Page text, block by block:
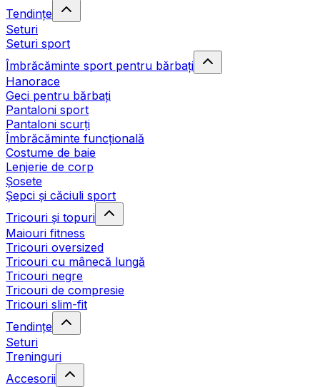
Tendințe
Seturi
Seturi sport
Îmbrăcăminte sport pentru bărbați
Hanorace
Geci pentru bărbați
Pantaloni sport
Pantaloni scurți
Îmbrăcăminte funcțională
Costume de baie
Lenjerie de corp
Șosete
Șepci și căciuli sport
Tricouri și topuri
Maiouri fitness
Tricouri oversized
Tricouri cu mânecă lungă
Tricouri negre
Tricouri de compresie
Tricouri slim-fit
Tendințe
Seturi
Treninguri
Accesorii